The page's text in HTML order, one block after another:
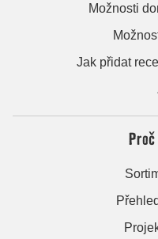
Možnosti
Jak přidat
Proč